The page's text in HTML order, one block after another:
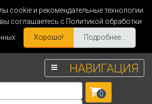
cookie и рекомендательные технологии.
соглашаетесь с Политикой обработки
Хорошо! Подробнее...
НАВИГАЦИЯ
0